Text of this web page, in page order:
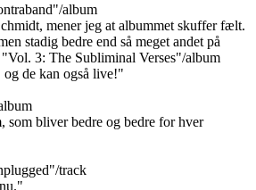
album
mener jeg at albummet skuffer fælt.
stadig bedre end så meget andet på
3: The Subliminal Verses"/album
de kan også live!"
som bliver bedre og bedre for hver
track